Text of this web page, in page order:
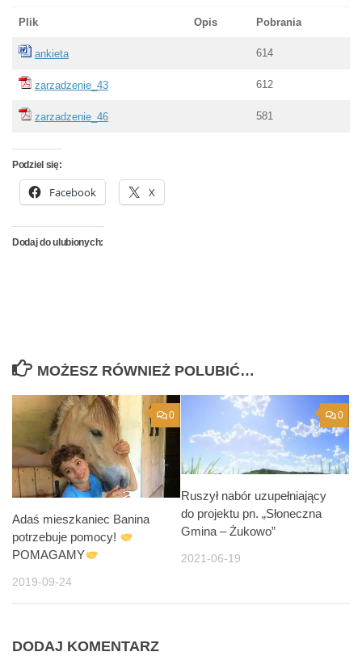
Plik Opis Pobrania
ankieta 614
zarzadzenie_43 612
zarzadzenie_46 581
Podziel się:
Facebook X
Dodaj do ulubionych:
MOŻESZ RÓWNIEŻ POLUBIĆ…
0
Adaś mieszkaniec Banina
potrzebuje pomocy!
POMAGAMY
2019-09-24
0
Ruszył nabór uzupełniający
do projektu pn. „Słoneczna
Gmina – Żukowo”
2021-06-19
DODAJ KOMENTARZ